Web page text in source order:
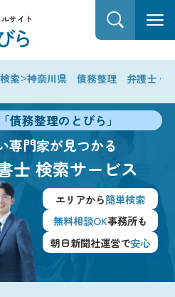
サイト
索>神奈川県 債務整理 弁護士・
債務整理のとびら」
専門家が見つかる
士 検索サービス
エリアから簡単検索
無料相談OK事務所も
朝日新聞社運営で安心